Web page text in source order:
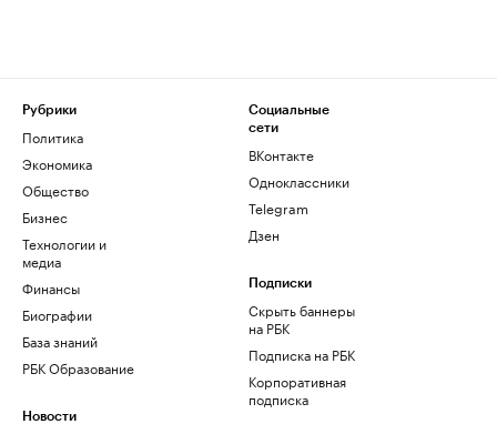
Рубрики
Политика
Экономика
Общество
Бизнес
Технологии и
медиа
Финансы
Биографии
База знаний
РБК Образование
Новости
Социальные
сети
ВКонтакте
Одноклассники
Telegram
Дзен
Подписки
Скрыть баннеры
на РБК
Подписка на РБК
Корпоративная
подписка